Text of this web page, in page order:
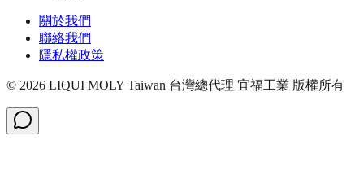
關於我們
聯絡我們
隱私權政策
© 2026 LIQUI MOLY Taiwan 台灣總代理 宜福工業 版權所有